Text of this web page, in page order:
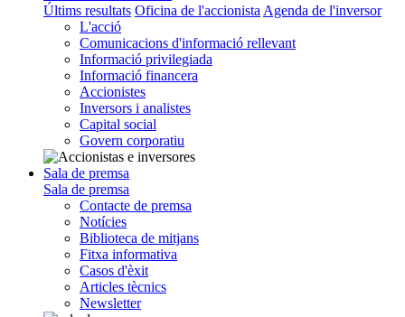
Últims resultats Oficina de l'accionista Agenda de l'inversor
L'acció
Comunicacions d'informació rellevant
Informació privilegiada
Informació financera
Accionistes
Inversors i analistes
Capital social
Govern corporatiu
Sala de premsa
Sala de premsa
Contacte de premsa
Notícies
Biblioteca de mitjans
Fitxa informativa
Casos d'èxit
Articles tècnics
Newsletter